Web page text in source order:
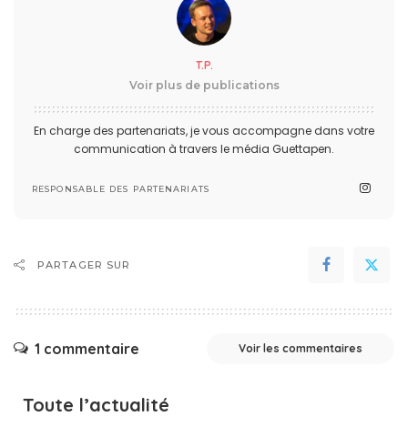
T.P.
Voir plus de publications
En charge des partenariats, je vous accompagne dans votre
communication à travers le média Guettapen.
RESPONSABLE DES PARTENARIATS
PARTAGER SUR
1 commentaire Voir les commentaires
Toute l’actualité